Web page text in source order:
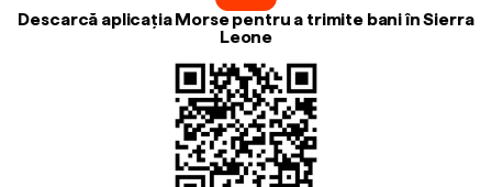
Descarcă aplicația Morse pentru a trimite bani în Sierra
Leone